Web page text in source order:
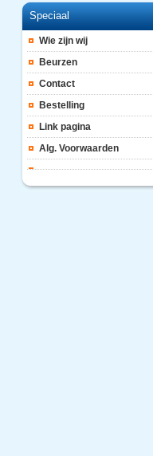
Speciaal
Wie zijn wij
Beurzen
Contact
Bestelling
Link pagina
Alg. Voorwaarden